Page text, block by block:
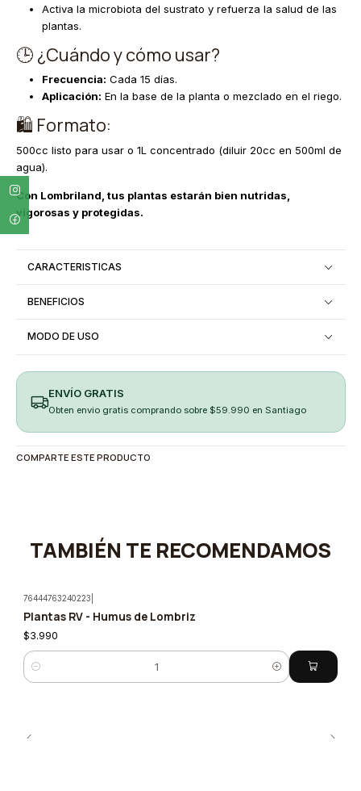
Activa la microbiota del sustrato y refuerza la salud de las
plantas.
🕒 ¿Cuándo y cómo usar?
Frecuencia: Cada 15 días.
Aplicación: En la base de la planta o mezclado en el riego.
🛍️ Formato:
500cc listo para usar o 1L concentrado (diluir 20cc en 500ml de
agua).
Con Lombriland, tus plantas estarán bien nutridas,
vigorosas y protegidas.
CARACTERISTICAS
BENEFICIOS
MODO DE USO
ENVÍO GRATIS
Obten envio gratis comprando sobre $59.990 en Santiago
COMPARTE ESTE PRODUCTO
TAMBIÉN TE RECOMENDAMOS
76444763240223
Plantas RV - Humus de Lombriz
$3.990
Cantidad